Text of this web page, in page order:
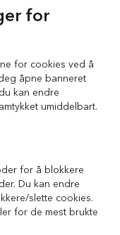
for
for cookies ved å
åpne banneret
kan endre
umiddelbart.
for å blokkere
Du kan endre
slette cookies.
for de mest brukte